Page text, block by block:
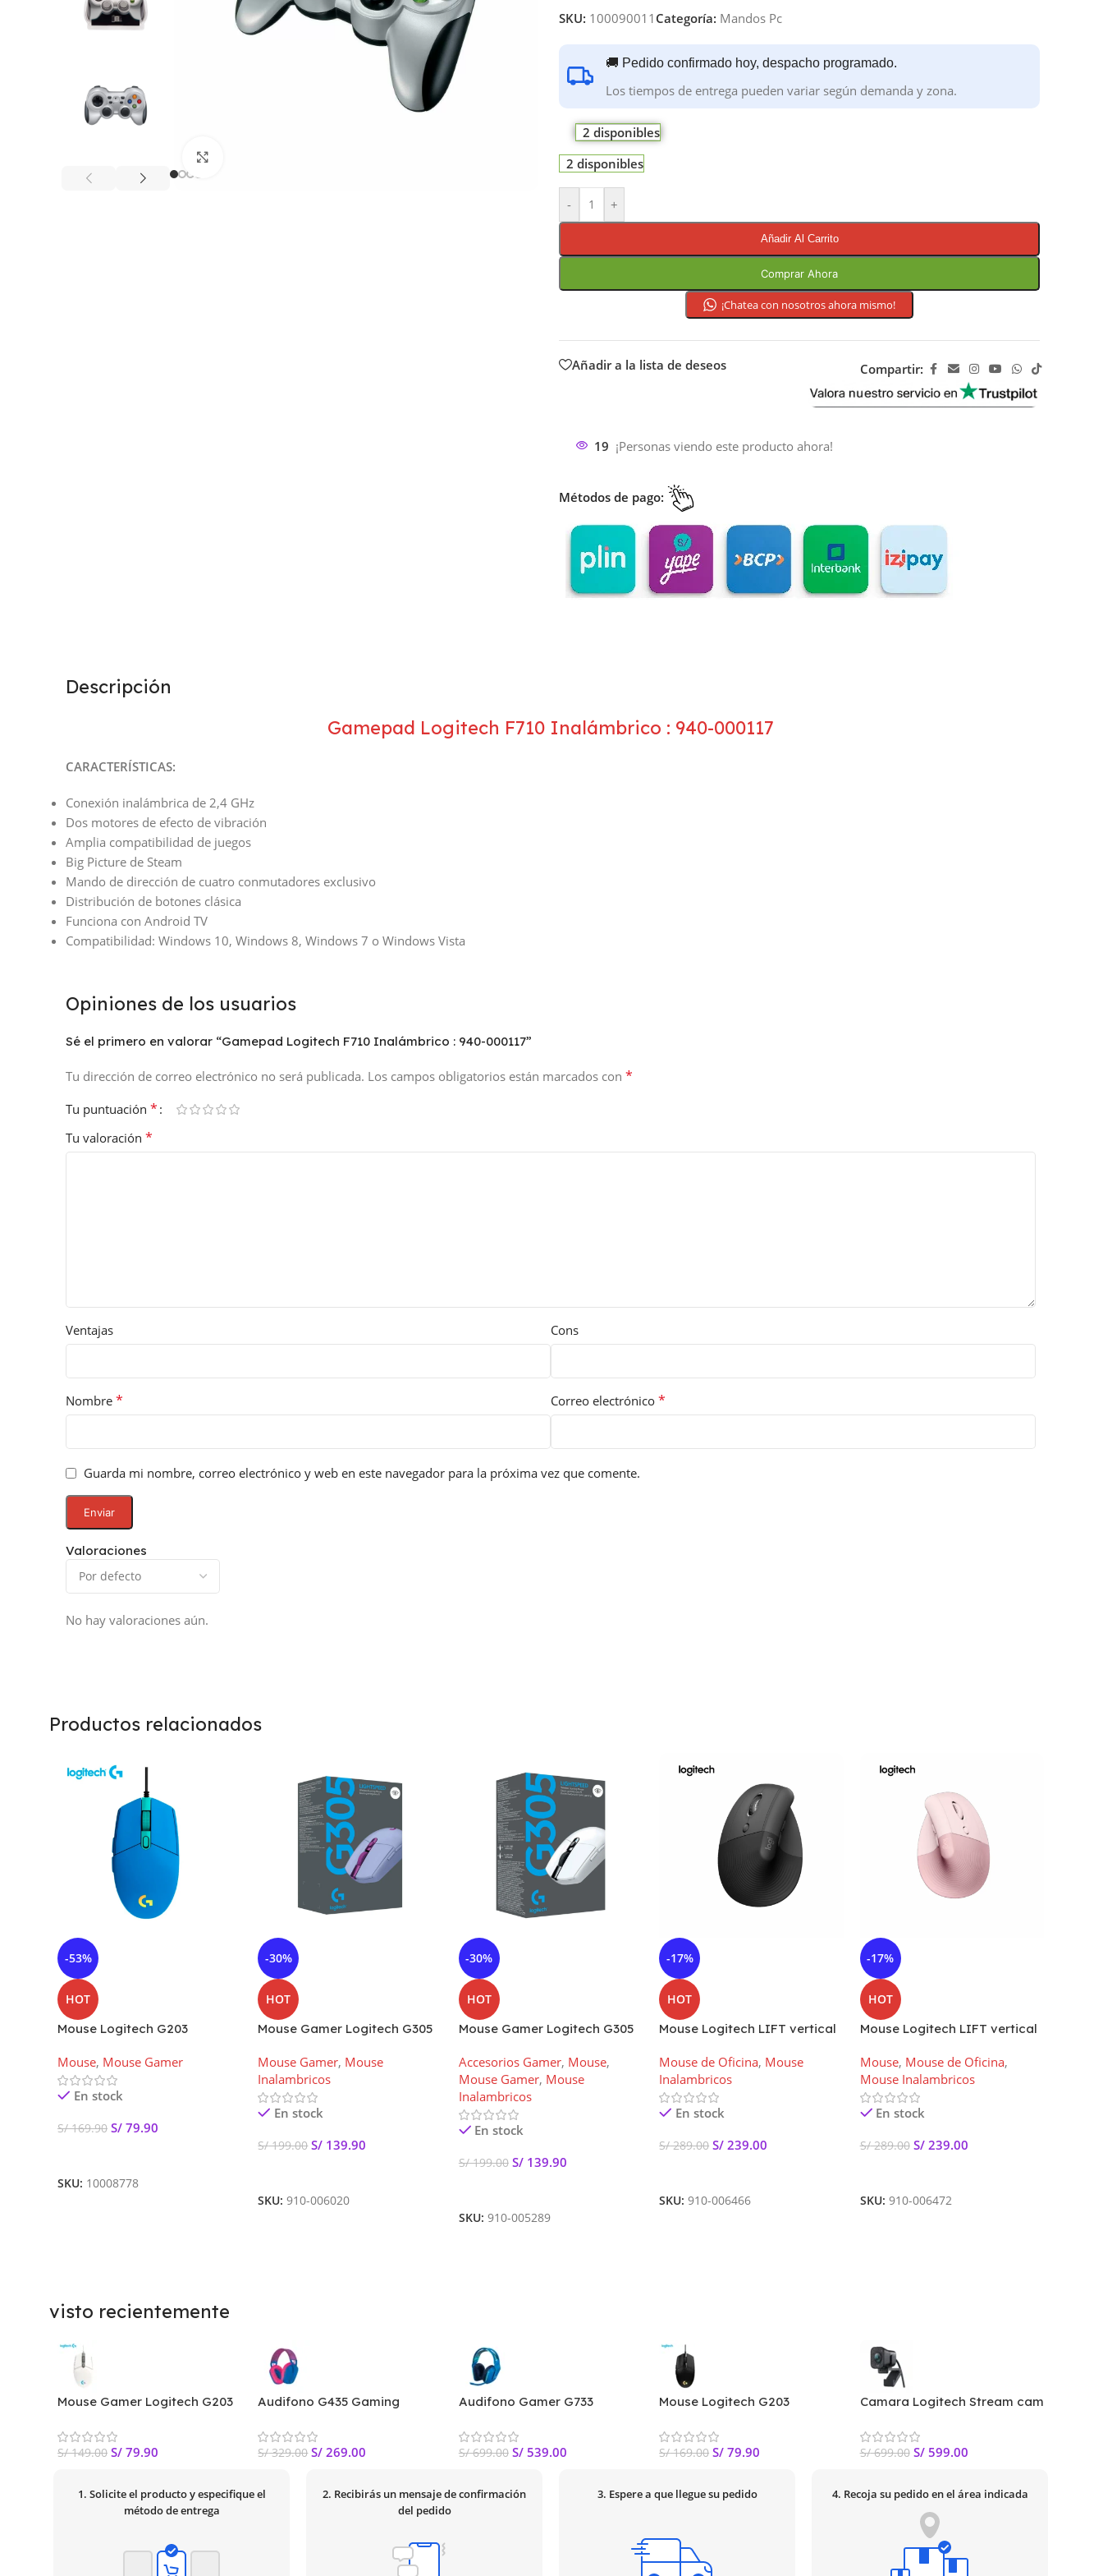
SKU: 100090011 Categoría: Mandos Pc
🚚 Pedido confirmado hoy, despacho programado.
Los tiempos de entrega pueden variar según demanda y zona.
2 disponibles
2 disponibles
- +
Añadir Al Carrito
Comprar Ahora
¡Chatea con nosotros ahora mismo!
Añadir a la lista de deseos Compartir:
19 ¡Personas viendo este producto ahora!
Métodos de pago:
Descripción
Gamepad Logitech F710 Inalámbrico : 940-000117
CARACTERÍSTICAS:
Conexión inalámbrica de 2,4 GHz
Dos motores de efecto de vibración
Amplia compatibilidad de juegos
Big Picture de Steam
Mando de dirección de cuatro conmutadores exclusivo
Distribución de botones clásica
Funciona con Android TV
Compatibilidad: Windows 10, Windows 8, Windows 7 o Windows Vista
Opiniones de los usuarios
Valoraciones
No hay valoraciones aún.
Sé el primero en valorar “Gamepad Logitech F710 Inalámbrico : 940-000117”
Tu dirección de correo electrónico no será publicada. Los campos obligatorios están marcados con *
Tu puntuación *
Tu valoración *
Ventajas Cons
Nombre * Correo electrónico *
Guarda mi nombre, correo electrónico y web en este navegador para la próxima vez que comente.
Productos relacionados
-53%
HOT
Mouse Logitech G203
Rgb Blue
Mouse, Mouse Gamer
En stock
S/169.90 S/ 79.90
SKU: 10008778
-30%
HOT
Mouse Gamer Logitech G305
910-006020
Mouse Gamer, Mouse
Inalambricos
En stock
S/199.00 S/ 139.90
SKU:910-006020
-30%
HOT
Mouse Gamer Logitech G305
Blanco
Accesorios Gamer, Mouse,
Mouse Gamer, Mouse
Inalambricos
En stock
S/199.00 S/139.90
SKU: 910-005289
-17%
HOT
Mouse Logitech LIFT vertical
006466
Mouse de Oficina, Mouse
Inalambricos
En stock
S/289.00 S/ 239.00
SKU:910-006466
-17%
HOT
Mouse Logitech LIFT vertical
006472
Mouse, Mouse de Oficina,
Mouse Inalambricos
En stock
S/289.00 S/239.00
SKU: 910-006472
visto recientemente
Mouse Gamer Logitech G203
Rgb White
S/149.00 S/ 79.90
Audifono G435 Gaming
Azul | 981-001073
S/329.00 S/ 269.00
Audifono Gamer G733
Inalámbrico PN:981-000942
S/699.00 S/539.00
Mouse Logitech G203
Rgb Black
S/169.00 S/ 79.90
Camara Logitech Stream cam
S/699.00 S/599.00
1. Solicite el producto y especifique el
método de entrega
2. Recibirás un mensaje de confirmación
del pedido
3. Espere a que llegue su pedido 4. Recoja su pedido en el área indicada